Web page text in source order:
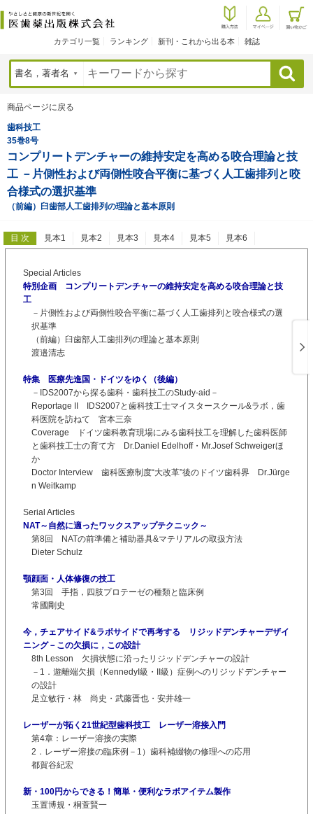
カテゴリ一覧 ランキング 新刊・これから出る本 雑誌
検索
商品ページに戻る
歯科技工
35巻8号
コンプリートデンチャーの維持安定を高める咬合理論と技
工 －片側性および両側性咬合平衡に基づく人工歯排列と咬
合様式の選択基準
（前編）臼歯部人工歯排列の理論と基本原則
目 次 見本1 見本2 見本3 見本4 見本5 見本6
Special Articles
特別企画 コンプリートデンチャーの維持安定を高める咬合理論と技
工
－片側性および両側性咬合平衡に基づく人工歯排列と咬合様式の選
択基準
（前編）臼歯部人工歯排列の理論と基本原則
渡邉清志
特集 医療先進国・ドイツをゆく（後編）
－IDS2007から探る歯科・歯科技工のStudy-aid－
Reportage II IDS2007と歯科技工士マイスタースクール&ラボ，歯
科医院を訪ねて 宮本三奈
Coverage ドイツ歯科教育現場にみる歯科技工を理解した歯科医師
と歯科技工士の育て方 Dr.Daniel Edelhoff・Mr.Josef Schweigerほ
か
Doctor Interview 歯科医療制度“大改革”後のドイツ歯科界 Dr.Jürge
n Weitkamp
Serial Articles
NAT～自然に適ったワックスアップテクニック～
第8回 NATの前準備と補助器具&マテリアルの取扱方法
Dieter Schulz
顎顔面・人体修復の技工
第3回 手指，四肢プロテーゼの種類と臨床例
常國剛史
今，チェアサイド&ラボサイドで再考する リジッドデンチャーデザイ
ニング－この欠損に，この設計
8th Lesson 欠損状態に沿ったリジッドデンチャーの設計
－1．遊離端欠損（KennedyI級・II級）症例へのリジッドデンチャー
の設計
足立敏行・林 尚史・武藤晋也・安井雄一
レーザーが拓く21世紀型歯科技工 レーザー溶接入門
第4章：レーザー溶接の実際
2．レーザー溶接の臨床例－1）歯科補綴物の修理への応用
都賀谷紀宏
新・100円からできる！簡単・便利なラボアイテム製作
玉置博規・桐萱賢一